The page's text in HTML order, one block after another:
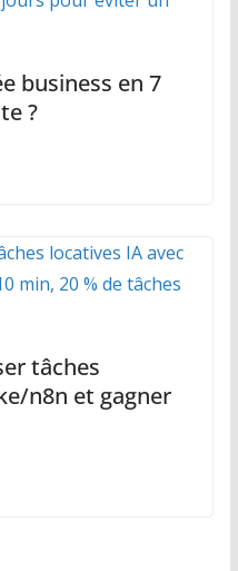
business en 7
?
tâches
n8n et gagner